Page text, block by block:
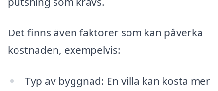
Det finns även faktorer som kan påverka
kostnaden, exempelvis:
Typ av byggnad: En villa kan kosta mer